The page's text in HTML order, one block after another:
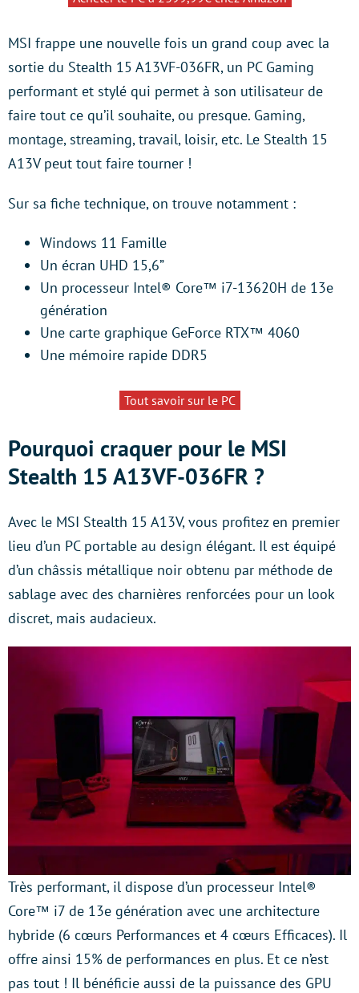
MSI frappe une nouvelle fois un grand coup avec la
sortie du Stealth 15 A13VF-036FR, un PC Gaming
performant et stylé qui permet à son utilisateur de
faire tout ce qu’il souhaite, ou presque. Gaming,
montage, streaming, travail, loisir, etc. Le Stealth 15
A13V peut tout faire tourner !
Sur sa fiche technique, on trouve notamment :
Windows 11 Famille
Un écran UHD 15,6”
Un processeur Intel® Core™ i7-13620H de 13e
génération
Une carte graphique GeForce RTX™ 4060
Une mémoire rapide DDR5
Tout savoir sur le PC
Pourquoi craquer pour le MSI
Stealth 15 A13VF-036FR ?
Avec le MSI Stealth 15 A13V, vous profitez en premier
lieu d’un PC portable au design élégant. Il est équipé
d’un châssis métallique noir obtenu par méthode de
sablage avec des charnières renforcées pour un look
discret, mais audacieux.
Très performant, il dispose d’un processeur Intel®
Core™ i7 de 13e génération avec une architecture
hybride (6 cœurs Performances et 4 cœurs Efficaces). Il
offre ainsi 15% de performances en plus. Et ce n’est
pas tout ! Il bénéficie aussi de la puissance des GPU